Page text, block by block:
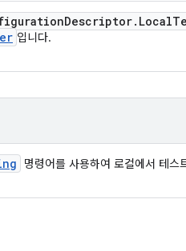
Descriptor. Local
입니다.
명령어를 사용하여 로컬에서 테스